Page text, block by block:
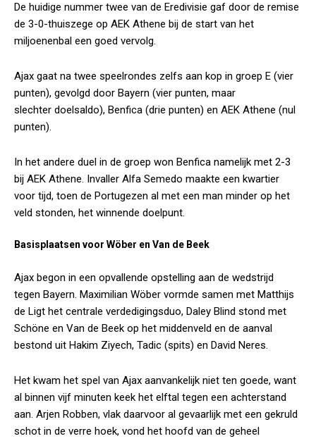
De huidige nummer twee van de Eredivisie gaf door de remise
de 3-0-thuiszege op AEK Athene bij de start van het
miljoenenbal een goed vervolg.
Ajax gaat na twee speelrondes zelfs aan kop in groep E (vier
punten), gevolgd door Bayern (vier punten, maar
slechter doelsaldo), Benfica (drie punten) en AEK Athene (nul
punten).
In het andere duel in de groep won Benfica namelijk met 2-3
bij AEK Athene. Invaller Alfa Semedo maakte een kwartier
voor tijd, toen de Portugezen al met een man minder op het
veld stonden, het winnende doelpunt.
Basisplaatsen voor Wöber en Van de Beek
Ajax begon in een opvallende opstelling aan de wedstrijd
tegen Bayern. Maximilian Wöber vormde samen met Matthijs
de Ligt het centrale verdedigingsduo, Daley Blind stond met
Schöne en Van de Beek op het middenveld en de aanval
bestond uit Hakim Ziyech, Tadic (spits) en David Neres.
Het kwam het spel van Ajax aanvankelijk niet ten goede, want
al binnen vijf minuten keek het elftal tegen een achterstand
aan. Arjen Robben, vlak daarvoor al gevaarlijk met een gekruld
schot in de verre hoek, vond het hoofd van de geheel